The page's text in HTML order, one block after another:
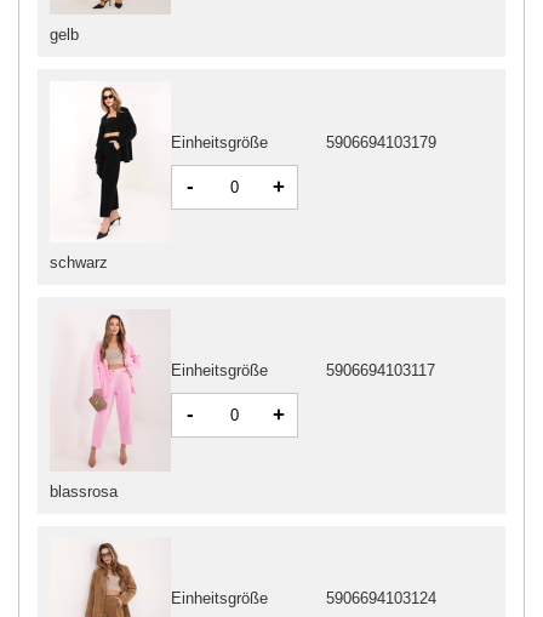
schwarz
Einheitsgröße 5906694103179
- +
blassrosa
Einheitsgröße 5906694103117
- +
Einheitsgröße 5906694103124
gelb